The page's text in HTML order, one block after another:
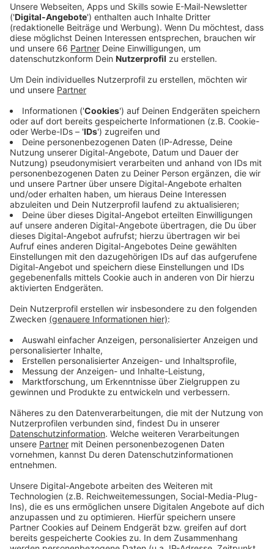
die Tiere aus dem Urlaub mitzubringen.
Veröffentlicht:Dienstag, 18.06.2024 11:17
Die Einfuhr von Tieren aus dem Ausland ist aus
mehreren Gründen riskant. Zum Beispiel können Katzen
und Hunde aus Urlaubsländern gefährliche Krankheiten
einschleppen. Außerdem fehlen häufig auch die
notwendigen Papiere für die Einreise. In Deutschland
braucht jedes Tier einen EU-Heimtierausweis. In dem
müssen neben dem Namen und der Anschrift des
Besitzers auch die individuelle Chip-Nummer und der
Nachweis einer gültigen Tollwutimpfung eingetragen
werden. Wer ein Tier unbedingt aus dem Urlaub
mitbringen möchte, sollte, sich vorher ausführlich
informieren und auch mit den zuständigen Ämtern
austauschen. Wer sich ernsthaft für ein tierisches
Familienmitglied interessiert, sollte besser das lokale
Tierheim oder die Auffangstationen kontaktieren.
Anzeige
Weitere Infos und Links zum Thema:
Hier informiert die Stadt
Hitzetipps für Hundehalter
Anzeige